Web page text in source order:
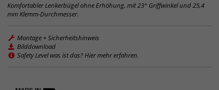
Komfortabler Lenkerbügel ohne Erhöhung, mit 23° Griffwinkel und 25,4
mm Klemm-Durchmesser.
Montage + Sicherheitshinweis
Bilddownload
Safety Level was ist das? Hier mehr erfahren.